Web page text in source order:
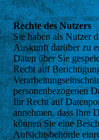
Rechte des Nutzers
Sie haben als Nutzer
Auskunft darüber zu
Daten über Sie
Recht auf
personenbezogenen
Ihr Recht auf
annehmen, dass Ihre
können Sie eine
Aufsichtsbehörde